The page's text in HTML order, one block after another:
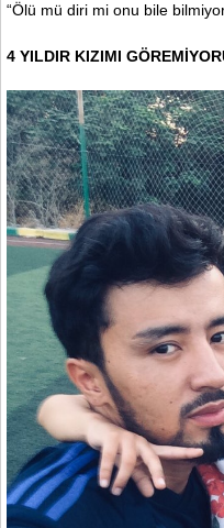
“Ölü mü diri mi onu bile
4 YILDIR KIZIMI